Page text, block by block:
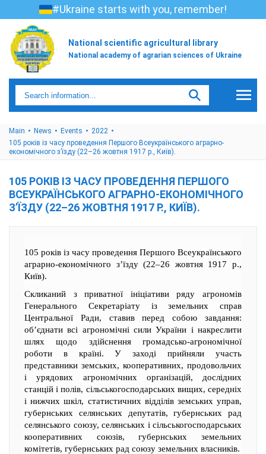
#Ukraine starts with you, remember!
National scientific agricultural library
National academy of agrarian sciences of Ukraine
Main News Events
2022
105 років із часу проведення Першого Всеукраїнського аграрно-
економічного з’їзду (22–26 жовтня 1917 р., Київ).
105 РОКІВ ІЗ ЧАСУ ПРОВЕДЕННЯ ПЕРШОГО
ВСЕУКРАЇНСЬКОГО АГРАРНО-ЕКОНОМІЧНОГО
З’ЇЗДУ (22–26 ЖОВТНЯ 1917 Р., КИЇВ).
105 років із часу проведення Першого Всеукраїнського
аграрно-економічного з’їзду (22–26 жовтня 1917 р.,
Київ).
Скликаний з приватної ініціативи ряду агрономів
Генерального Секретаріату із земельних справ
Центральної Ради, ставив перед собою завдання:
об’єднати всі агрономічні сили України і накреслити
шлях щодо здійснення громадсько-агрономічної
роботи в країні. У заході прийняли участь
представники земських, кооперативних, продовольчих
і урядових агрономічних організацій, дослідних
станцій і полів, сільськогосподарських вищих, середніх
і нижчих шкіл, статистичних відділів земських управ,
губернських селянських депутатів, губернських рад
селянського союзу, селянських і сільськогосподарських
кооперативних союзів, губернських земельних
комітетів, губернських рад союзу земельних власників.